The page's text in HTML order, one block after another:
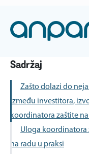
Izvođač i
problem
Sadržaj
Zašto dolazi do
između investitora,
koordinatora zaštite
Uloga koordinatora
na radu u praksi